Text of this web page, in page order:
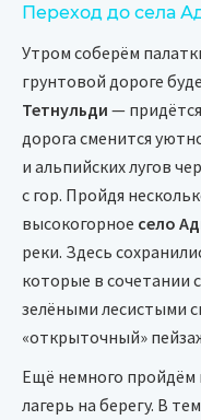
Переход до села
Утром соберём
грунтовой дороге
Тетнульди —
дорога сменится
и альпийских лугов
с гор. Пройдя
высокогорное село
реки. Здесь
которые в сочетании
зелёными лесистыми
«открыточный»
Ещё немного пройдём
лагерь на берегу. В